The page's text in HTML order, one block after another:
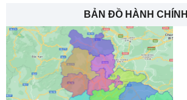
BẢN ĐỒ HÀNH CHÍNH